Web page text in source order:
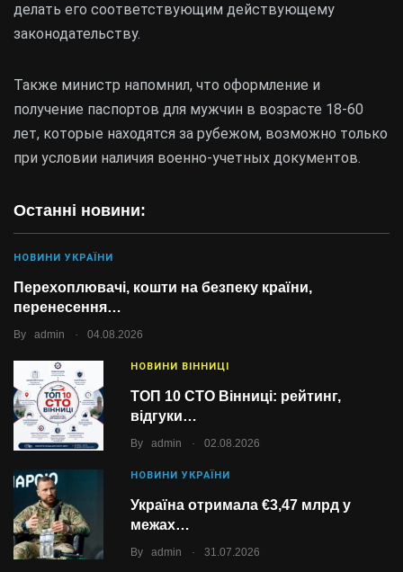
Останні новини:
НОВИНИ УКРАЇНИ
Перехоплювачі, кошти на безпеку країни,
перенесення…
By admin . 04.08.2026
НОВИНИ ВІННИЦІ
ТОП 10 СТО Вінниці: рейтинг,
відгуки…
By admin . 02.08.2026
НОВИНИ УКРАЇНИ
Україна отримала €3,47 млрд у
межах…
By admin . 31.07.2026
делать его соответствующим действующему
законодательству.
Также министр напомнил, что оформление и
получение паспортов для мужчин в возрасте 18-60
лет, которые находятся за рубежом, возможно только
при условии наличия военно-учетных документов.